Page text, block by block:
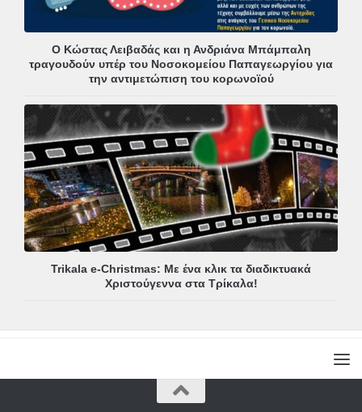
Ο Κώστας Λειβαδάς και η Ανδριάνα Μπάμπαλη
τραγουδούν υπέρ του Νοσοκομείου Παπαγεωργίου για
την αντιμετώπιση του κορωνοϊού
Trikala e-Christmas: Με ένα κλικ τα διαδικτυακά
Χριστούγεννα στα Τρίκαλα!